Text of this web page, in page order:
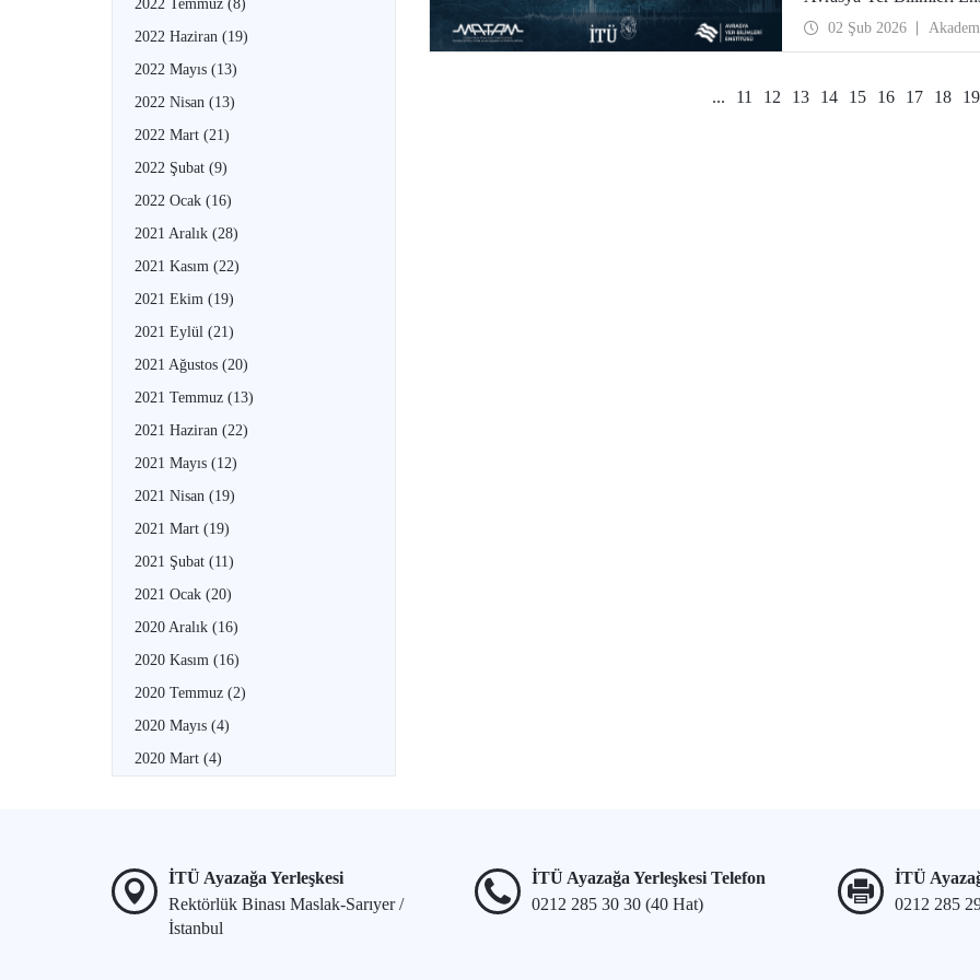
2022 Temmuz (8)
2022 Haziran (19)
2022 Mayıs (13)
2022 Nisan (13)
2022 Mart (21)
2022 Şubat (9)
2022 Ocak (16)
2021 Aralık (28)
2021 Kasım (22)
2021 Ekim (19)
2021 Eylül (21)
2021 Ağustos (20)
2021 Temmuz (13)
2021 Haziran (22)
2021 Mayıs (12)
2021 Nisan (19)
2021 Mart (19)
2021 Şubat (11)
2021 Ocak (20)
2020 Aralık (16)
2020 Kasım (16)
2020 Temmuz (2)
2020 Mayıs (4)
2020 Mart (4)
yaklaşımı ve yenilikçi
araştırmalarından
02 Şub 2026
... 11 12 13 14 15 16 17 18 19
İTÜ Ayazağa Yerleşkesi
Rektörlük Binası Maslak-Sarıyer /
İstanbul
İTÜ Ayazağa Yerleşkesi Telefon
0212 285 30 30 (40 Hat)
İTÜ
0212 285